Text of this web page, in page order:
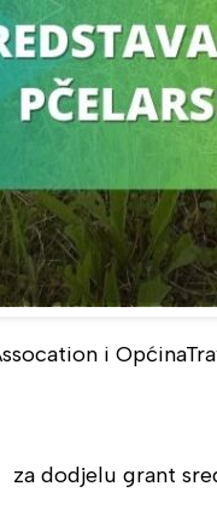
i
za dodjelu grant